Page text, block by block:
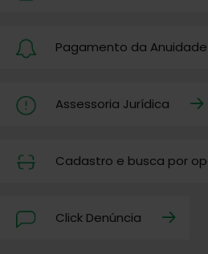
Pagamento da Anuidade
Assessoria Jurídica
Cadastro e busca por
Click Denúncia